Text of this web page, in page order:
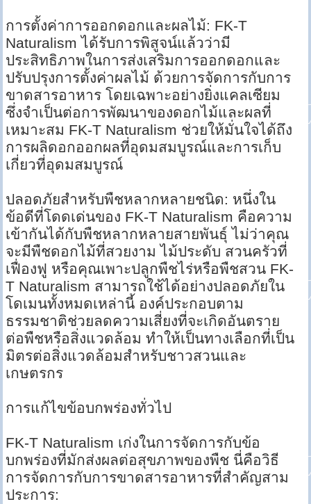
การตั้งค่าการออกดอกและผลไม้: FK-T
Naturalism ได้รับการพิสูจน์แล้วว่ามี
ประสิทธิภาพในการส่งเสริมการออกดอกและ
ปรับปรุงการตั้งค่าผลไม้ ด้วยการจัดการกับการ
ขาดสารอาหาร โดยเฉพาะอย่างยิ่งแคลเซียม
ซึ่งจำเป็นต่อการพัฒนาของดอกไม้และผลที่
เหมาะสม FK-T Naturalism ช่วยให้มั่นใจได้ถึง
การผลิดอกออกผลที่อุดมสมบูรณ์และการเก็บ
เกี่ยวที่อุดมสมบูรณ์
ปลอดภัยสำหรับพืชหลากหลายชนิด: หนึ่งใน
ข้อดีที่โดดเด่นของ FK-T Naturalism คือความ
เข้ากันได้กับพืชหลากหลายสายพันธุ์ ไม่ว่าคุณ
จะมีพืชดอกไม้ที่สวยงาม ไม้ประดับ สวนครัวที่
เฟื่องฟู หรือคุณเพาะปลูกพืชไร่หรือพืชสวน FK-
T Naturalism สามารถใช้ได้อย่างปลอดภัยใน
โดเมนทั้งหมดเหล่านี้ องค์ประกอบตาม
ธรรมชาติช่วยลดความเสี่ยงที่จะเกิดอันตราย
ต่อพืชหรือสิ่งแวดล้อม ทำให้เป็นทางเลือกที่เป็น
มิตรต่อสิ่งแวดล้อมสำหรับชาวสวนและ
เกษตรกร
การแก้ไขข้อบกพร่องทั่วไป
FK-T Naturalism เก่งในการจัดการกับข้อ
บกพร่องที่มักส่งผลต่อสุขภาพของพืช นี่คือวิธี
การจัดการกับการขาดสารอาหารที่สำคัญสาม
ประการ: